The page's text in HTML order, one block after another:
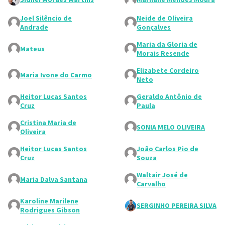
Joel Silêncio de
Andrade
Neide de Oliveira
Gonçalves
Mateus
Maria da Gloria de
Morais Resende
Maria Ivone do Carmo
Elizabete Cordeiro
Neto
Heitor Lucas Santos
Cruz
Geraldo Antônio de
Paula
Cristina Maria de
Oliveira
SONIA MELO OLIVEIRA
Heitor Lucas Santos
Cruz
João Carlos Pio de
Souza
Maria Dalva Santana
Waltair José de
Carvalho
Karoline Marilene
Rodrigues Gibson
SERGINHO PEREIRA SILVA